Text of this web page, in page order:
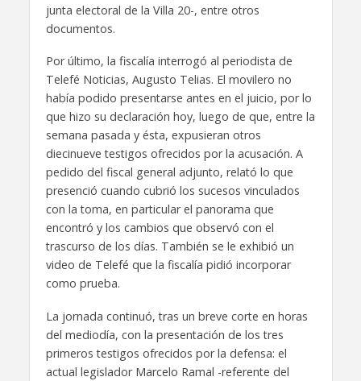
junta electoral de la Villa 20-, entre otros
documentos.
Por último, la fiscalía interrogó al periodista de
Telefé Noticias, Augusto Telias. El movilero no
había podido presentarse antes en el juicio, por lo
que hizo su declaración hoy, luego de que, entre la
semana pasada y ésta, expusieran otros
diecinueve testigos ofrecidos por la acusación. A
pedido del fiscal general adjunto, relató lo que
presenció cuando cubrió los sucesos vinculados
con la toma, en particular el panorama que
encontró y los cambios que observó con el
trascurso de los días. También se le exhibió un
video de Telefé que la fiscalía pidió incorporar
como prueba.
La jornada continuó, tras un breve corte en horas
del mediodía, con la presentación de los tres
primeros testigos ofrecidos por la defensa: el
actual legislador Marcelo Ramal -referente del